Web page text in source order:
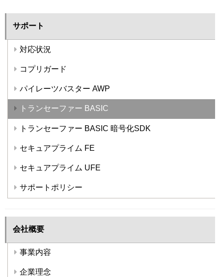
サポート
対応状況
コプリガード
パイレーツバスター AWP
トランセーファー BASIC
トランセーファー BASIC 暗号化SDK
セキュアプライム FE
セキュアプライム UFE
サポートポリシー
会社概要
事業内容
企業理念